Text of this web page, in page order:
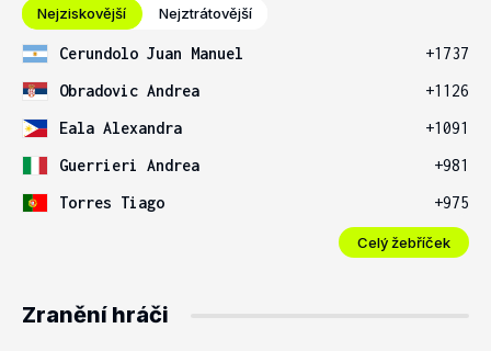
Nejziskovější Nejztrátovější
Cerundolo Juan Manuel
+1737
Obradovic Andrea
+1126
Eala Alexandra
+1091
Guerrieri Andrea
+981
Torres Tiago
+975
Celý žebříček
Zranění hráči